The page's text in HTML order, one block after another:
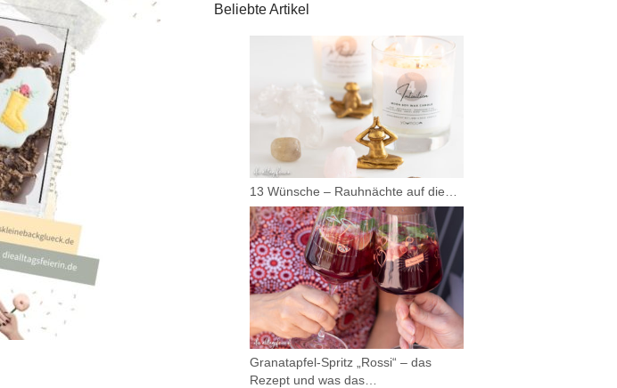
Beliebte Artikel
13 Wünsche – Rauhnächte auf die…
Granatapfel-Spritz „Rossi“ – das
Rezept und was das…